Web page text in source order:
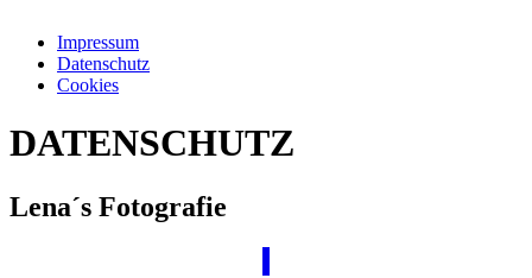
Impressum
Datenschutz
Cookies
DATENSCHUTZ
Lena´s Fotografie